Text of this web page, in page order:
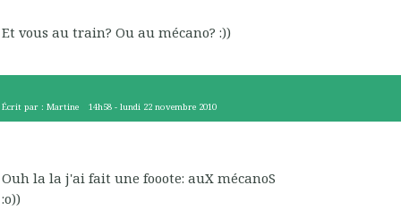
Et vous au train? Ou au mécano? :))
Écrit par : Martine 14h58 -lundi 22 novembre 2010
Ouh la la j'ai fait une fooote: auX mécanoS
:o))